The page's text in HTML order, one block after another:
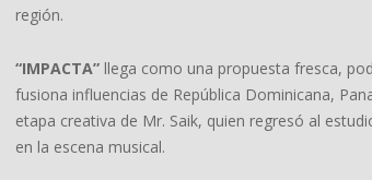
región.
“IMPACTA” llega como una propuesta fresca,
fusiona influencias de República Dominicana,
etapa creativa de Mr. Saik, quien regresó al
en la escena musical.